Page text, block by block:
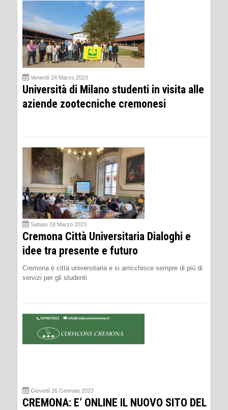
Venerdì 24 Marzo 2023
Università di Milano studenti in visita alle
aziende zootecniche cremonesi
Sabato 18 Marzo 2023
Cremona Città Universitaria Dialoghi e
idee tra presente e futuro
Cremona è città universitaria e si arricchisce sempre di più di
servizi per gli studenti
Giovedì 26 Gennaio 2023
CREMONA: E’ ONLINE IL NUOVO SITO DEL